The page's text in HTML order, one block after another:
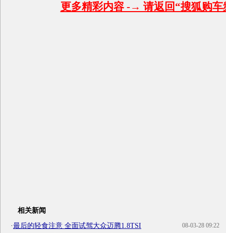
更多精彩内容 -→ 请返回“搜狐购车
相关新闻
08-03-28 09:22
·最后的轻食注意 全面试驾大众迈腾1.8TSI